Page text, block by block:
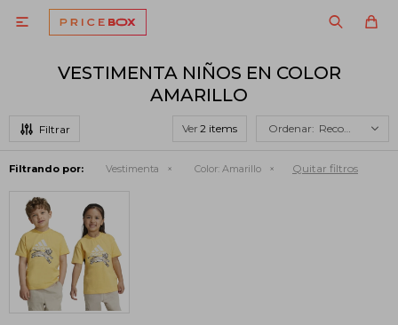

VESTIMENTA NIÑOS EN COLOR
AMARILLO
Ver Recomendados
Filtrando por: Vestimenta Color: Amarillo Quitar filtros